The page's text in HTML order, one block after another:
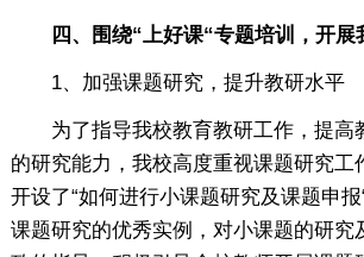
四、围绕“上好课“专题培训，开展
1、加强课题研究，提升教研水平
为了指导我校教育教研工作，提高
的研究能力，我校高度重视课题研究工
开设了“如何进行小课题研究及课题申
课题研究的优秀实例，对小课题的研究